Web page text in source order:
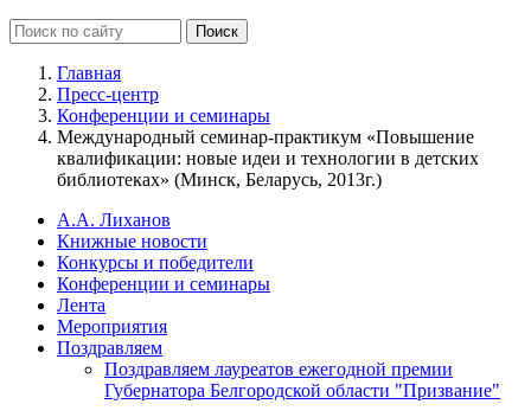
Главная
Пресс-центр
Конференции и семинары
Международный семинар-практикум «Повышение
квалификации: новые идеи и технологии в детских
библиотеках» (Минск, Беларусь, 2013г.)
А.А. Лиханов
Книжные новости
Конкурсы и победители
Конференции и семинары
Лента
Мероприятия
Поздравляем
Поздравляем лауреатов ежегодной премии
Губернатора Белгородской области "Призвание"